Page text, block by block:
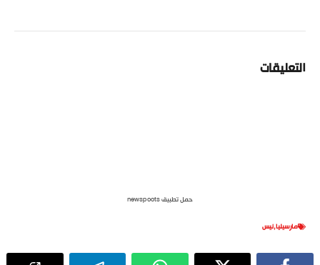
التعليقات
حمل تطبيق newspoots
مارسيليا,نيس